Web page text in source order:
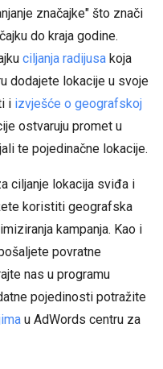
značajke" što znači
do kraja godine.
ciljanja radijusa koja
dodajete lokacije u svoje
i izvješće o geografskoj
ostvaruju promet u
te pojedinačne lokacije.
ciljanje lokacija sviđa i
koristiti geografska
kampanja. Kao i
povratne
nas u programu
pojedinosti potražite
u AdWords centru za